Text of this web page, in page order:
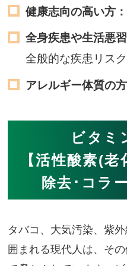
健康志向の高い方：
全身疾患や生活悪
全般的な疾患リス
アレルギー体質の方
ビタミ
【活性酸素(
除去･コラ
タバコ、大気汚染、紫
囲まれる現代人は、そ